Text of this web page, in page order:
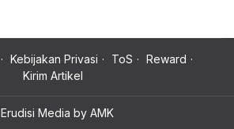
Kebijakan Privasi ToS
Reward
Kirim Artikel
Erudisi Media by AMK